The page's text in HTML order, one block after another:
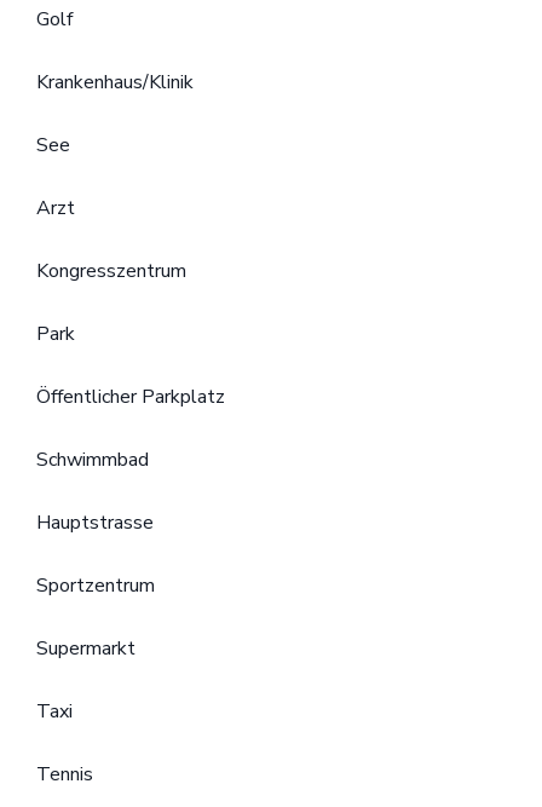
Golf
Krankenhaus/Klinik
See
Arzt
Kongresszentrum
Park
Öffentlicher Parkplatz
Schwimmbad
Hauptstrasse
Sportzentrum
Supermarkt
Taxi
Tennis